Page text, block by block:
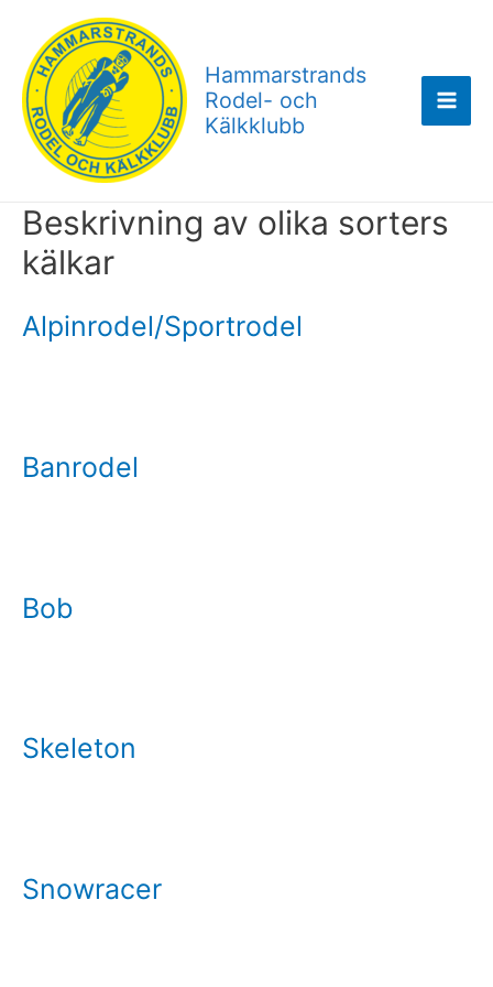
innehåll
Hammarstrands
Rodel- och
Kälkklubb
Beskrivning av olika sorters
kälkar
Alpinrodel/Sportrodel
Banrodel
Bob
Skeleton
Snowracer